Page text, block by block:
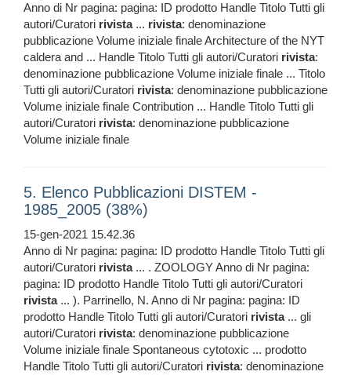
Anno di Nr pagina: pagina: ID prodotto Handle Titolo Tutti gli
autori/Curatori rivista... rivista: denominazione
pubblicazione Volume iniziale finale Architecture of the NYT
caldera and ... Handle Titolo Tutti gli autori/Curatori rivista:
denominazione pubblicazione Volume iniziale finale ... Titolo
Tutti gli autori/Curatori rivista: denominazione pubblicazione
Volume iniziale finale Contribution ... Handle Titolo Tutti gli
autori/Curatori rivista: denominazione pubblicazione
Volume iniziale finale
5. Elenco Pubblicazioni DISTEM -
1985_2005 (38%)
15-gen-2021 15.42.36
Anno di Nr pagina: pagina: ID prodotto Handle Titolo Tutti gli
autori/Curatori rivista... . ZOOLOGY Anno di Nr pagina:
pagina: ID prodotto Handle Titolo Tutti gli autori/Curatori
rivista... ). Parrinello, N. Anno di Nr pagina: pagina: ID
prodotto Handle Titolo Tutti gli autori/Curatori rivista... gli
autori/Curatori rivista: denominazione pubblicazione
Volume iniziale finale Spontaneous cytotoxic ... prodotto
Handle Titolo Tutti gli autori/Curatori rivista: denominazione